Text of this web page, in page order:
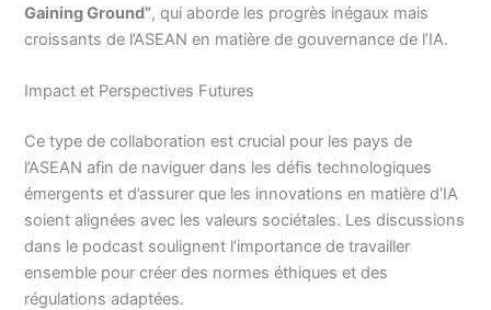
Gaining Ground”, qui aborde les progrès inégaux mais
croissants de l’ASEAN en matière de gouvernance de l’IA.
Impact et Perspectives Futures
Ce type de collaboration est crucial pour les pays de
l’ASEAN afin de naviguer dans les défis technologiques
émergents et d’assurer que les innovations en matière d’IA
soient alignées avec les valeurs sociétales. Les discussions
dans le podcast soulignent l’importance de travailler
ensemble pour créer des normes éthiques et des
régulations adaptées.